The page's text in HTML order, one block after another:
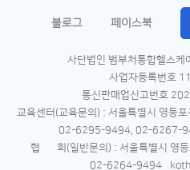
블로그 페이스북
사단법인 범부처통합헬스케
사업자등록번호
통신판매업신고번호
교육센터(교육문의) : 서울특별시 영등
02-6295-9494, 02-6267-
협 회(일반문의) : 서울특별시 영등
02-6264-9494